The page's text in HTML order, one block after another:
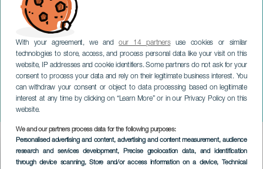
With your agreement, we andour 14 partnersuse cookies or similar
technologies to store, access, and process personal data like your visit on this
website, IP addresses and cookie identifiers. Some partners do not ask for your
consent to process your data and rely on their legitimate business interest. You
can withdraw your consent or object to data processing based on legitimate
interest at any time by clicking on “Learn More” or in our Privacy Policy on this
website.
We and our partners process data for the following purposes:
Personalised advertising and content, advertising and content measurement, audience
research and services development, Precise geolocation data, and identification
through device scanning, Store and/or access information on a device, Technical
The Belingueo by Sonidos
Líquidos. Colectivo
Panamera
LANZAROTE
Imagen
Listado